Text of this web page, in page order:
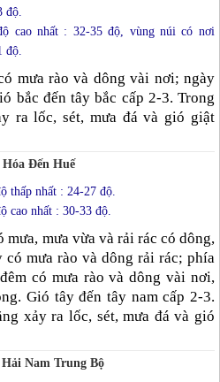
độ.
cao nhất : 32-35 độ, vùng núi có nơi
độ.
mưa rào và dông vài nơi; ngày
bắc đến tây bắc cấp 2-3. Trong
ra lốc, sét, mưa đá và gió giật
Đến Huế
thấp nhất : 24-27 độ.
cao nhất : 30-33 độ.
mưa, mưa vừa và rải rác có dông,
mưa rào và dông rải rác; phía
có mưa rào và dông vài nơi,
Gió tây đến tây nam cấp 2-3.
xảy ra lốc, sét, mưa đá và gió
Nam Trung Bộ